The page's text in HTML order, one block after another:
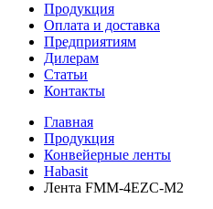
Продукция
Оплата и доставка
Предприятиям
Дилерам
Статьи
Контакты
Главная
Продукция
Конвейерные ленты
Habasit
Лента FMM-4EZC-M2